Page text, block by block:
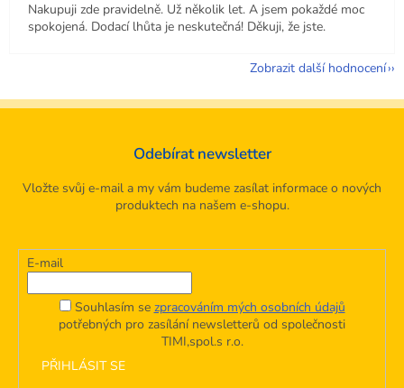
Nakupuji zde pravidelně. Už několik let. A jsem pokaždé moc
spokojená. Dodací lhůta je neskutečná! Děkuji, že jste.
Zobrazit další hodnocení
Odebírat newsletter
Vložte svůj e-mail a my vám budeme zasílat informace o nových
produktech na našem e-shopu.
E-mail
Souhlasím se zpracováním mých osobních údajů
potřebných pro zasílání newsletterů od společnosti
TIMI,spol.s r.o.
PŘIHLÁSIT SE